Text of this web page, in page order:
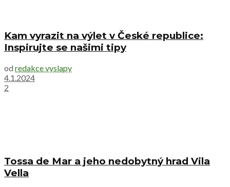
Kam vyrazit na výlet v České republice:
Inspirujte se našimi tipy
od redakce vyslapy
4.1.2024
2
Tossa de Mar a jeho nedobytný hrad Vila
Vella